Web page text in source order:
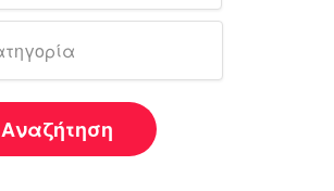
Αναζήτηση